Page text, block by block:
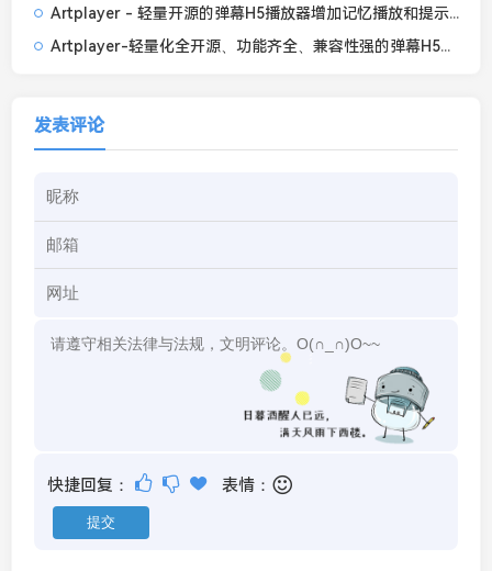
Artplayer - 轻量开源的弹幕H5播放器增加记忆播放和提示框
Artplayer-轻量化全开源、功能齐全、兼容性强的弹幕H5播放器
发表评论
快捷回复： 表情：